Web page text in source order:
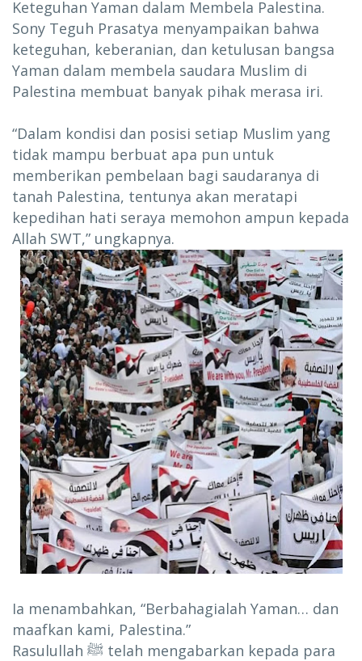
Keteguhan Yaman dalam Membela Palestina.
Sony Teguh Prasatya menyampaikan bahwa
keteguhan, keberanian, dan ketulusan bangsa
Yaman dalam membela saudara Muslim di
Palestina membuat banyak pihak merasa iri.
“Dalam kondisi dan posisi setiap Muslim yang
tidak mampu berbuat apa pun untuk
memberikan pembelaan bagi saudaranya di
tanah Palestina, tentunya akan meratapi
kepedihan hati seraya memohon ampun kepada
Allah SWT,” ungkapnya.
Ia menambahkan, “Berbahagialah Yaman… dan
maafkan kami, Palestina.”
Rasulullah ﷺ telah mengabarkan kepada para